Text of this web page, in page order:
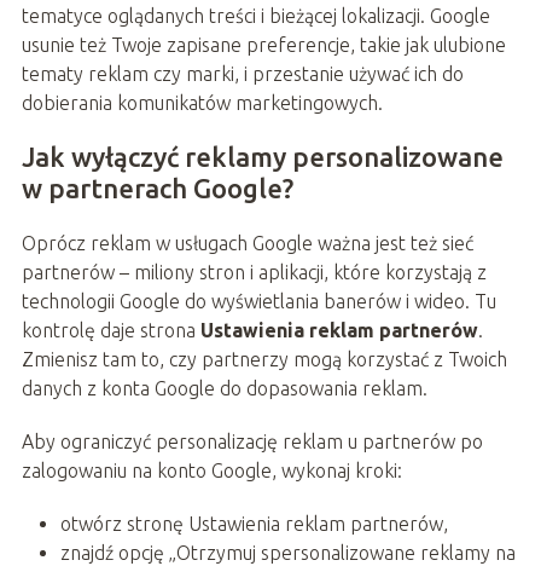
tematyce oglądanych treści i bieżącej lokalizacji. Google
usunie też Twoje zapisane preferencje, takie jak ulubione
tematy reklam czy marki, i przestanie używać ich do
dobierania komunikatów marketingowych.
Jak wyłączyć reklamy personalizowane
w partnerach Google?
Oprócz reklam w usługach Google ważna jest też sieć
partnerów – miliony stron i aplikacji, które korzystają z
technologii Google do wyświetlania banerów i wideo. Tu
kontrolę daje strona Ustawienia reklam partnerów.
Zmienisz tam to, czy partnerzy mogą korzystać z Twoich
danych z konta Google do dopasowania reklam.
Aby ograniczyć personalizację reklam u partnerów po
zalogowaniu na konto Google, wykonaj kroki:
otwórz stronę Ustawienia reklam partnerów,
znajdź opcję „Otrzymuj spersonalizowane reklamy na